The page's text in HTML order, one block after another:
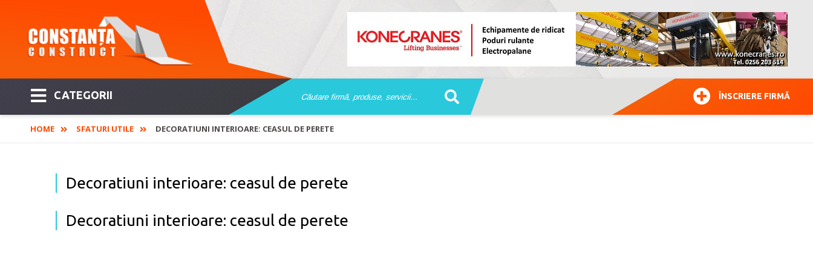
CATEGORII ÎNSCRIERE FIRMĂ
HOME SFATURI UTILE DECORATIUNI INTERIOARE: CEASUL DE PERETE
Decoratiuni interioare: ceasul de perete
Decoratiuni interioare: ceasul de perete